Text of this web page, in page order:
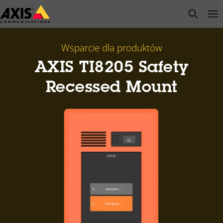
Przejdź
do
open
Wsparcie dla produktów
AXIS TI8205 Safety
Recessed Mount